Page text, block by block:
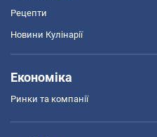
Рецепти
Новини Кулінарії
Економіка
Ринки та компанії